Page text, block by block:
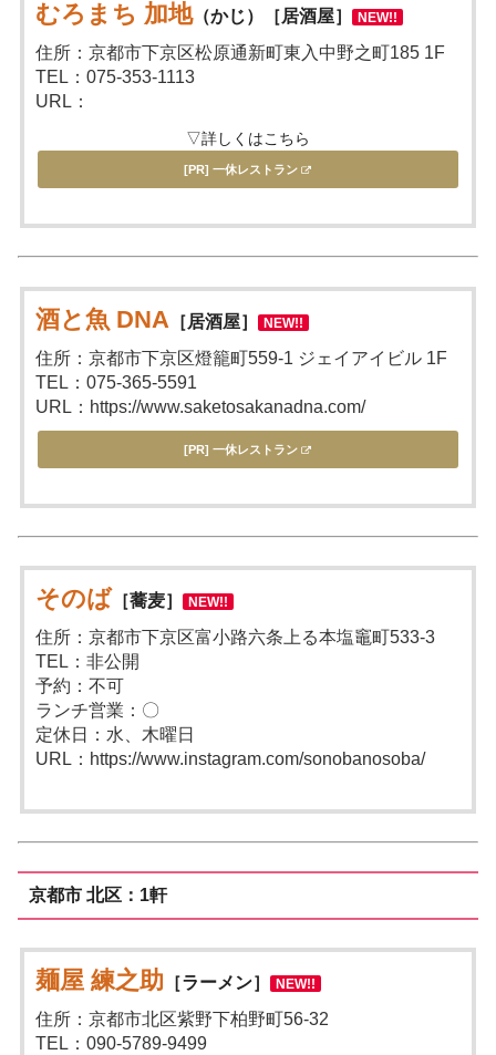
むろまち 加地（かじ）［居酒屋］ NEW!!
住所：京都市下京区松原通新町東入中野之町185 1F
TEL：075-353-1113
URL：
▽詳しくはこちら
[PR] 一休レストラン
酒と魚 DNA ［居酒屋］ NEW!!
住所：京都市下京区燈籠町559-1 ジェイアイビル 1F
TEL：075-365-5591
URL：https://www.saketosakanadna.com/
[PR] 一休レストラン
そのば ［蕎麦］ NEW!!
住所：京都市下京区富小路六条上る本塩竈町533-3
TEL：非公開
予約：不可
ランチ営業：〇
定休日：水、木曜日
URL：https://www.instagram.com/sonobanosoba/
京都市 北区：1軒
麺屋 練之助 ［ラーメン］ NEW!!
住所：京都市北区紫野下柏野町56-32
TEL：090-5789-9499